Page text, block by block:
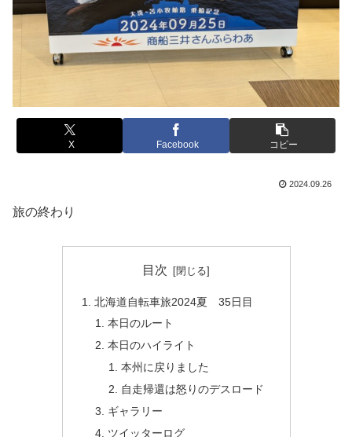
X Facebook コピー
2024.09.26
旅の終わり
目次
北海道自転車旅2024夏 35日目
本日のルート
本日のハイライト
本州に戻りました
自走帰還は怒りのデスロード
ギャラリー
ツイッターログ